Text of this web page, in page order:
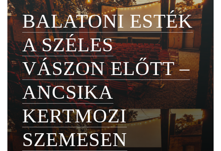
BALATONI ESTÉK
A SZÉLES
VÁSZON ELŐTT –
ANCSIKA
KERTMOZI
SZEMESEN